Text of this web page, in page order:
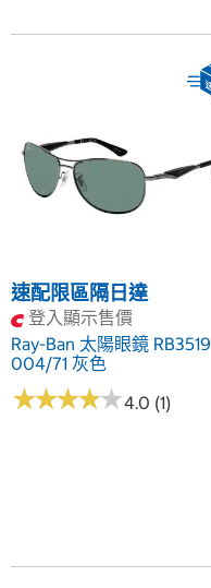
速配限區隔日達
登入顯示售價
Ray-Ban 太陽眼鏡 RB3519
004/71 灰色
★★★★★
★★★★★4.0 (1)